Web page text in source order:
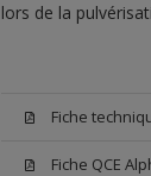
lors de la
Fiche
Fiche QCE